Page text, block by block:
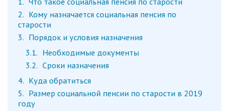
2
Кому назначается социальная пенсия по
старости
3
Порядок и условия назначения
3.1
Необходимые документы
3.2
Сроки назначения
4
Куда обратиться
5
Размер социальной пенсии по старости в 2019
году